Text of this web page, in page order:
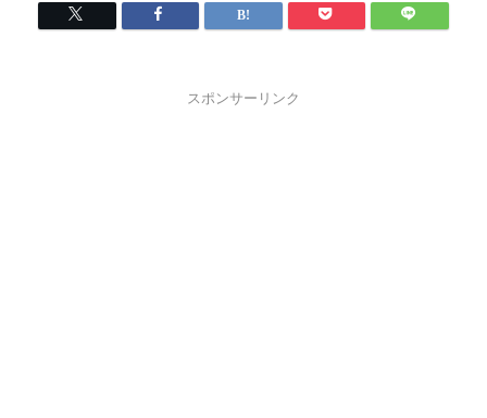
スポンサーリンク